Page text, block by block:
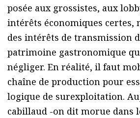
posée aux grossistes, aux
intérêts économiques certes,
des intérêts de transmission
patrimoine gastronomique
négliger. En réalité, il faut
chaîne de production pour
logique de surexploitation.
cabillaud -on dit morue dans